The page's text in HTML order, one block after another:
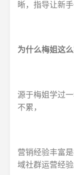
晰，指导让新
为什么梅姐这么
源于梅姐学过
不累，
营销经验丰富
域社群运营经验